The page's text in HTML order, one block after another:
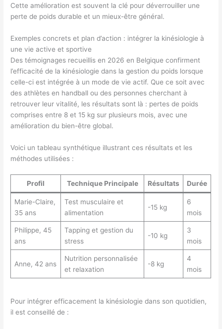
Cette amélioration est souvent la clé pour déverrouiller une
perte de poids durable et un mieux-être général.
Exemples concrets et plan d’action : intégrer la kinésiologie à
une vie active et sportive
Des témoignages recueillis en 2026 en Belgique confirment
l’efficacité de la kinésiologie dans la gestion du poids lorsque
celle-ci est intégrée à un mode de vie actif. Que ce soit avec
des athlètes en handball ou des personnes cherchant à
retrouver leur vitalité, les résultats sont là : pertes de poids
comprises entre 8 et 15 kg sur plusieurs mois, avec une
amélioration du bien-être global.
Voici un tableau synthétique illustrant ces résultats et les
méthodes utilisées :
Profil Technique Principale Résultats Durée
Marie-Claire,
35 ans
Test musculaire et
alimentation
-15 kg
6
mois
Philippe, 45
ans
Tapping et gestion du
stress
-10 kg
3
mois
Anne, 42 ans
Nutrition personnalisée
et relaxation
-8 kg
4
mois
Pour intégrer efficacement la kinésiologie dans son quotidien,
il est conseillé de :